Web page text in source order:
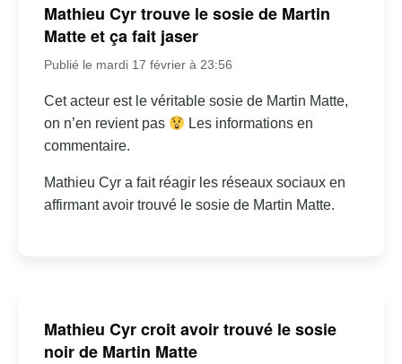
Mathieu Cyr trouve le sosie de Martin
Matte et ça fait jaser
Publié le mardi 17 février à 23:56
Cet acteur est le véritable sosie de Martin Matte,
on n’en revient pas
Les informations en
commentaire.
Mathieu Cyr a fait réagir les réseaux sociaux en
affirmant avoir trouvé le sosie de Martin Matte.
Mathieu Cyr croit avoir trouvé le sosie
noir de Martin Matte